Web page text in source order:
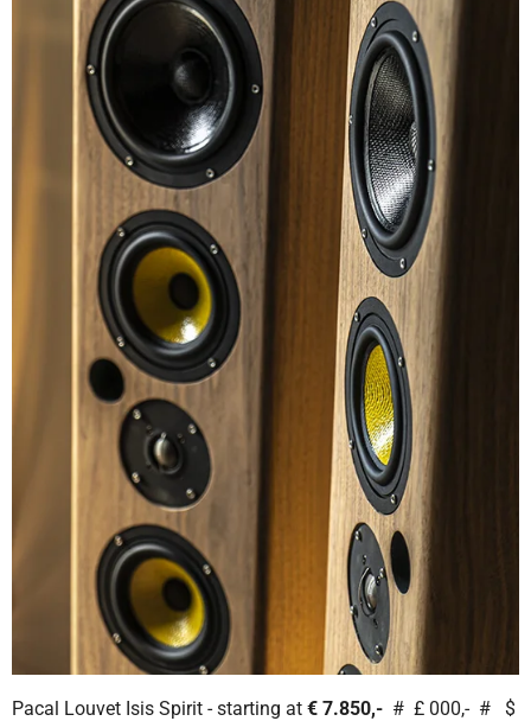
Pacal Louvet Isis Spirit - starting at € 7.850,- # £ 000,- # $